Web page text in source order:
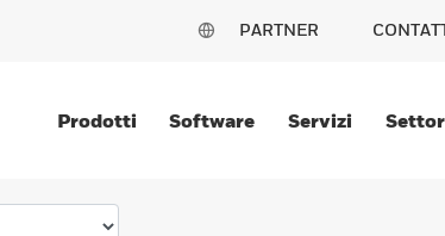
PARTNER
Prodotti Software Servizi